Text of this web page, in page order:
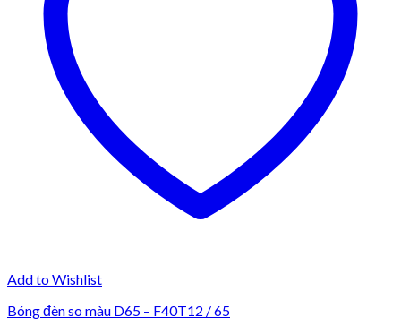
Add to Wishlist
Bóng đèn so màu D65 – F40T12 / 65